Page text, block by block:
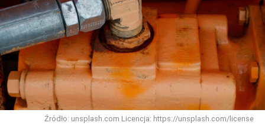
Źródło: unsplash.com Licencja: https://unsplash.com/license